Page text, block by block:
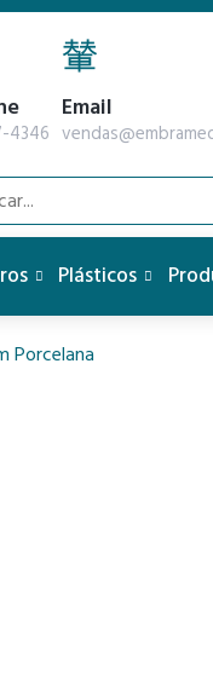
4346
Email
Plásticos
Porcelana